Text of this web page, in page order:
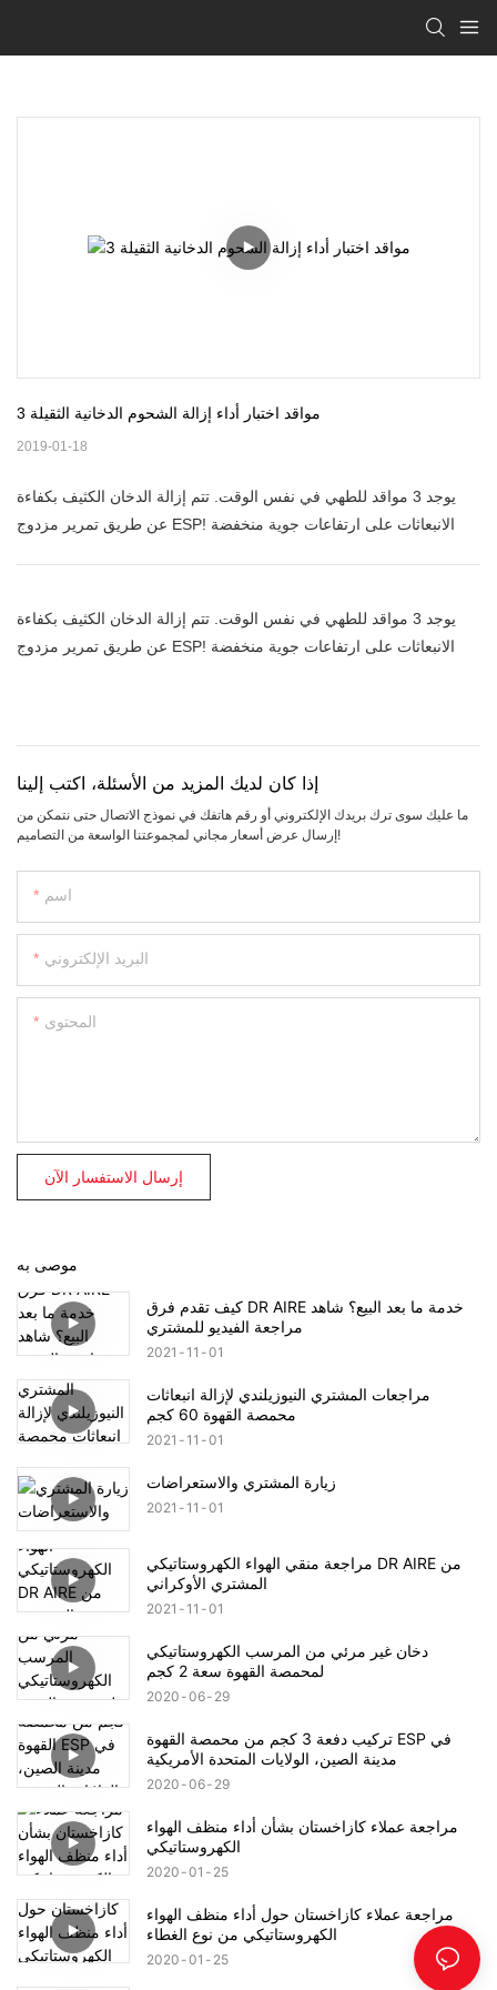
3 مواقد اختبار أداء إزالة الشحوم الدخانية الثقيلة
2019-01-18
يوجد 3 مواقد للطهي في نفس الوقت. تتم إزالة الدخان الكثيف بكفاءة
عن طريق تمرير مزدوج ESP! الانبعاثات على ارتفاعات جوية منخفضة
يوجد 3 مواقد للطهي في نفس الوقت. تتم إزالة الدخان الكثيف بكفاءة
إذا كان لديك المزيد من الأسئلة، اكتب إلينا
ما عليك سوى ترك بريدك الإلكتروني أو رقم هاتفك في نموذج الاتصال حتى نتمكن من
إرسال عرض أسعار مجاني لمجموعتنا الواسعة من التصاميم!
اسم
البريد الإلكتروني
المحتوى
إرسال الاستفسار الآن
موصى به
كيف تقدم فرق DR AIRE خدمة ما بعد البيع؟ شاهد
مراجعة الفيديو للمشتري
2021 11 01
مراجعات المشتري النيوزيلندي لإزالة انبعاثات
محمصة القهوة 60 كجم
2021 11 01
زيارة المشتري والاستعراضات
2021 11 01
مراجعة منقي الهواء الكهروستاتيكي DR AIRE من
المشتري الأوكراني
2021 11 01
دخان غير مرئي من المرسب الكهروستاتيكي
لمحمصة القهوة سعة 2 كجم
2020 06 29
تركيب دفعة 3 كجم من محمصة القهوة ESP في
مدينة الصين، الولايات المتحدة الأمريكية
2020 06 29
مراجعة عملاء كازاخستان بشأن أداء منظف الهواء
الكهروستاتيكي
2020 01 25
مراجعة عملاء كازاخستان حول أداء منظف الهواء
الكهروستاتيكي من نوع الغطاء
2020 01 25